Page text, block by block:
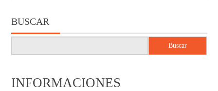
BUSCAR
Buscar
INFORMACIONES